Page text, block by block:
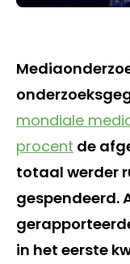
mondiale
procent de
totaal werder
gespendeerd.
in het eerste